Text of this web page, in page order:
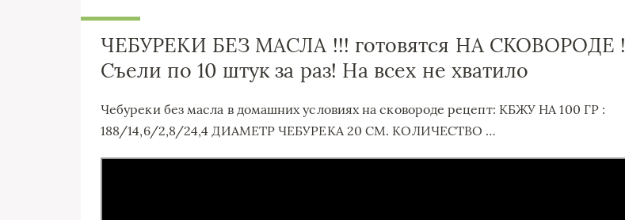
ЧЕБУРЕКИ БЕЗ МАСЛА !!! готовятся НА СКОВОРОДЕ !
Съели по 10 штук за раз! На всех не хватило
Чебуреки без масла в домашних условиях на сковороде рецепт: КБЖУ НА 100 ГР :
188/14,6/2,8/24,4 ДИАМЕТР ЧЕБУРЕКА 20 СМ. КОЛИЧЕСТВО …